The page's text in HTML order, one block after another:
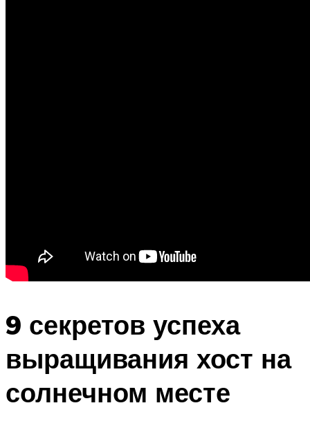
9 секретов успеха
выращивания хост на
солнечном месте